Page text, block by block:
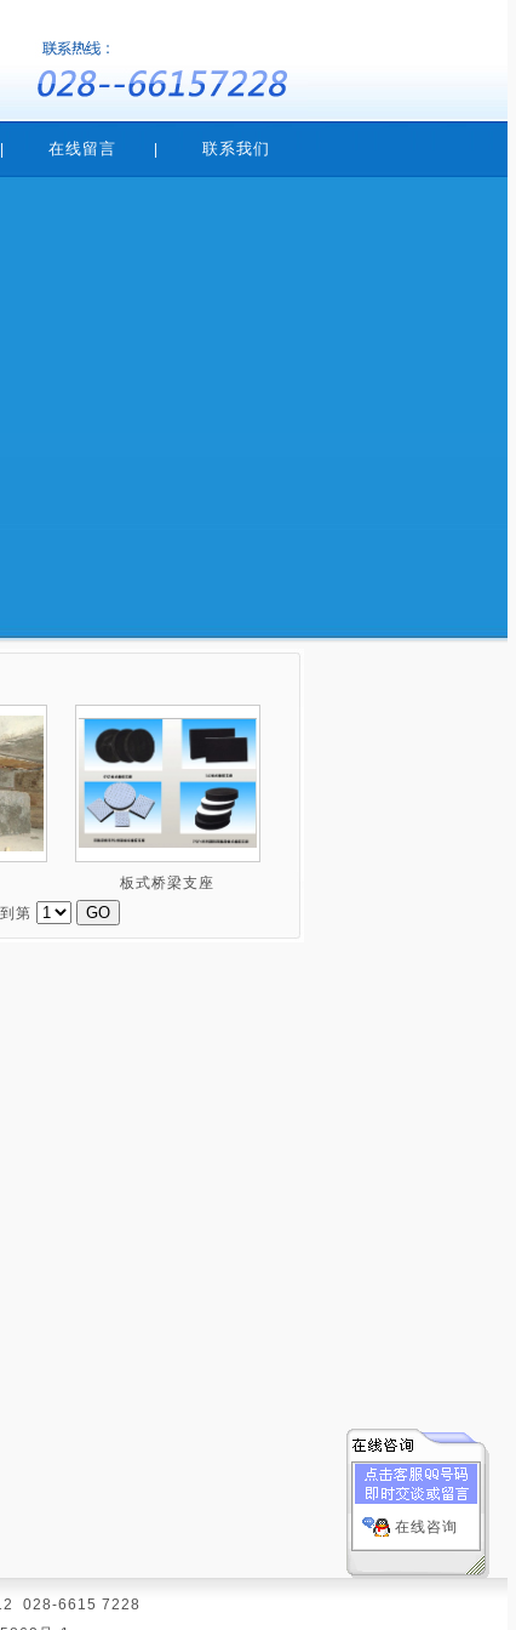
在线留言 联系我们
板式桥梁支座
第
028-6615 7228
在线咨询